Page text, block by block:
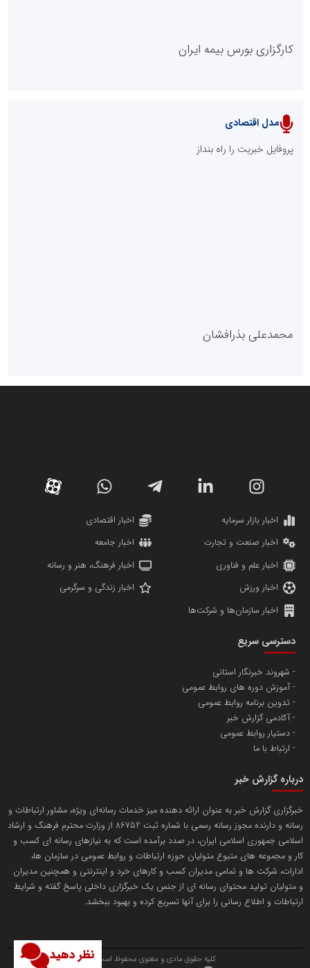
نظر دهید
پایگاه خبری نهضت ملی مسکن
پایگاه خبری گفتمان یزد
دانشگاه سئوی ایران
پایگاه اطلاع رسانی اعتلای نهادهای مردمی
پایگاه اطلاع رسانی دریا و نفت
کارگزاری بورس بیمه ایران
تامین آهن اسفنجی تولیدکنندگان فولاد در کشور
تریبون
انتشار گسترده محتوا در رسانه گزارش خبر
مدل اقتصادی
پروفایل خبریت را راه بنداز
محمدعلی بذرافشان
مریم حاج نوروز نظری
مسعودصادقی
محمدعلی کرمعلی
اخبار بازار سرمایه
اخبار اقتصادی
اخبار صنعت و تجارت
اخبار جامعه
اخبار علم و فناوری
اخبار فرهنگ، هنر و رسانه
اخبار ورزش
اخبار زندگی و سرگرمی
اخبار سازمان‌ها و شرکت‌ها
دسترسی سریع
شهروند خبرنگار استانی
آموزش دوره های روابط عمومی
تدوین برنامه روابط عمومی
آکادمی گزارش خبر
دستیار روابط عمومی
ارتباط با ما
درباره گزارش خبر
خبرگزاری گزارش خبر به عنوان ارائه دهنده میز خدمات رسانه‌ای ویژه، مشاور ارتباطات و
رسانه و دارنده مجوز رسانه رسمی با شماره ثبت 86752 از وزارت محترم فرهنگ و ارشاد
اسلامی جمهوری اسلامی ایران، در صدد برآمده است که به نیازهای رسانه ای کسب و
کار و مجموعه های متبوع متولیان حوزه ارتباطات و روابط عمومی در سازمان ها،
ادارات، شرکت ها و تمامی مدیران کسب و کارهای خرد و اینترنتی و همچنین مدیران
و متولیان تولید محتوای رسانه ای از جنس یک خبرگزاری داخلی پاسخ گفته و شرایط
ارتباطات و اطلاع رسانی را برای آنها تسریع کرده و بهبود ببخشد.
کلیه حقوق مادی و معنوی محفوظ است.